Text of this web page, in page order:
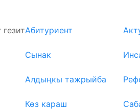
Абитуриент
Сынак
Алдыңкы тажрыйба
Көз караш